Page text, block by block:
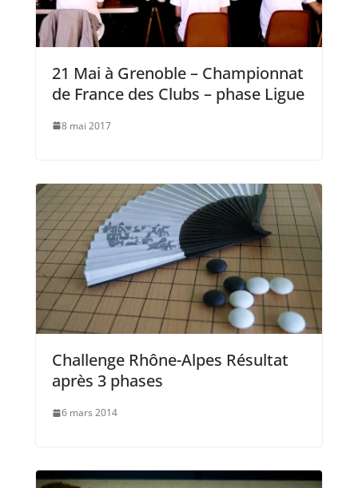
21 Mai à Grenoble – Championnat
de France des Clubs – phase Ligue
8 mai 2017
Challenge Rhône-Alpes Résultat
après 3 phases
6 mars 2014